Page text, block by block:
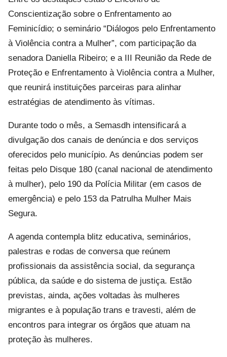
Conscientização sobre o Enfrentamento ao
Feminicídio; o seminário “Diálogos pelo Enfrentamento
à Violência contra a Mulher”, com participação da
senadora Daniella Ribeiro; e a III Reunião da Rede de
Proteção e Enfrentamento à Violência contra a Mulher,
que reunirá instituições parceiras para alinhar
estratégias de atendimento às vítimas.
Durante todo o mês, a Semasdh intensificará a
divulgação dos canais de denúncia e dos serviços
oferecidos pelo município. As denúncias podem ser
feitas pelo Disque 180 (canal nacional de atendimento
à mulher), pelo 190 da Polícia Militar (em casos de
emergência) e pelo 153 da Patrulha Mulher Mais
Segura.
A agenda contempla blitz educativa, seminários,
palestras e rodas de conversa que reúnem
profissionais da assistência social, da segurança
pública, da saúde e do sistema de justiça. Estão
previstas, ainda, ações voltadas às mulheres
migrantes e à população trans e travesti, além de
encontros para integrar os órgãos que atuam na
proteção às mulheres.